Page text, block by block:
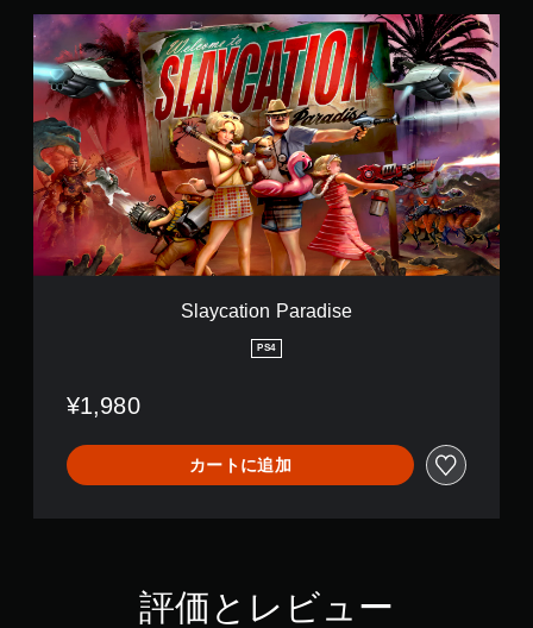
S
l
a
y
a
t
i
o
n
P
r
Slaycation Paradise
PS4
¥1,980
カートに追加
評価とレビュー